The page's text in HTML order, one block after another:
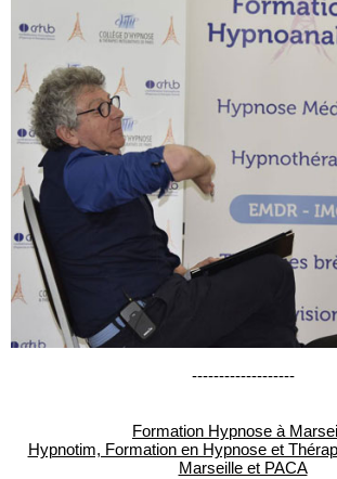
-------------------
Formation Hypnose à
Hypnotim, Formation en Hypnose et
Marseille et PACA